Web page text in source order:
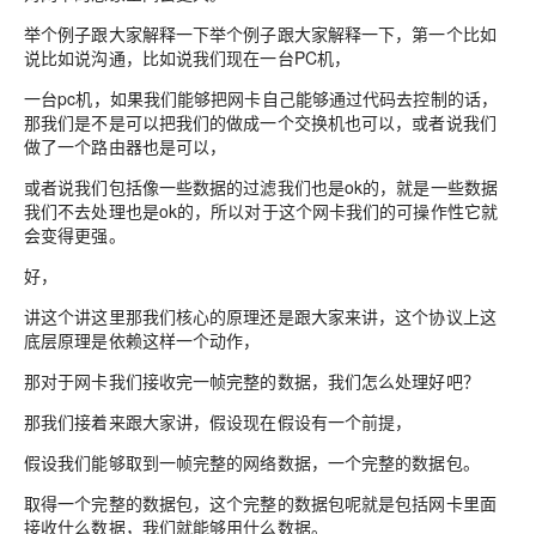
举个例子跟大家解释一下举个例子跟大家解释一下，第一个比如
说比如说沟通，比如说我们现在一台PC机，
一台pc机，如果我们能够把网卡自己能够通过代码去控制的话，
那我们是不是可以把我们的做成一个交换机也可以，或者说我们
做了一个路由器也是可以，
或者说我们包括像一些数据的过滤我们也是ok的，就是一些数据
我们不去处理也是ok的，所以对于这个网卡我们的可操作性它就
会变得更强。
好，
讲这个讲这里那我们核心的原理还是跟大家来讲，这个协议上这
底层原理是依赖这样一个动作，
那对于网卡我们接收完一帧完整的数据，我们怎么处理好吧？
那我们接着来跟大家讲，假设现在假设有一个前提，
假设我们能够取到一帧完整的网络数据，一个完整的数据包。
取得一个完整的数据包，这个完整的数据包呢就是包括网卡里面
接收什么数据，我们就能够用什么数据。